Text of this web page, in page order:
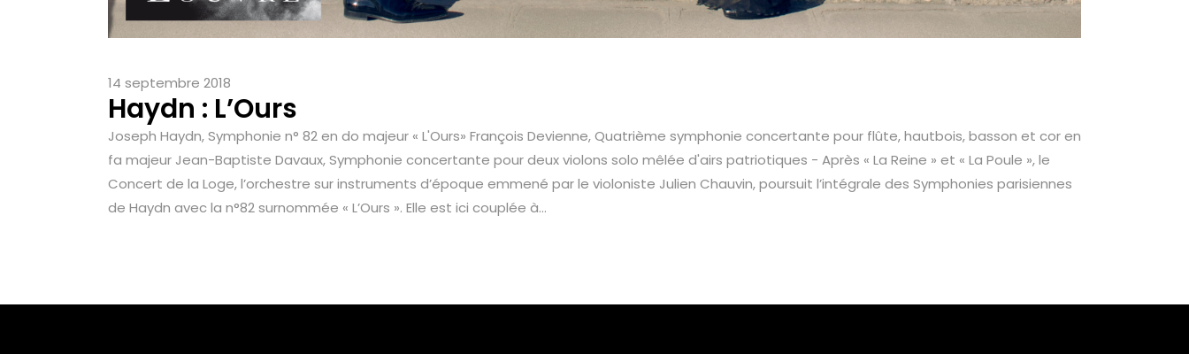
14 septembre 2018
Haydn : L’Ours
Joseph Haydn, Symphonie n° 82 en do majeur « L'Ours» François Devienne, Quatrième symphonie concertante pour flûte, hautbois, basson et cor en
fa majeur Jean-Baptiste Davaux, Symphonie concertante pour deux violons solo mêlée d'airs patriotiques - Après « La Reine » et « La Poule », le
Concert de la Loge, l’orchestre sur instruments d’époque emmené par le violoniste Julien Chauvin, poursuit l’intégrale des Symphonies parisiennes
de Haydn avec la n°82 surnommée « L’Ours ». Elle est ici couplée à...